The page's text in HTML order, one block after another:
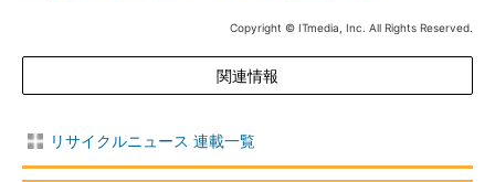
Copyright © ITmedia, Inc. All Rights Reserved.
関連情報
リサイクルニュース 連載一覧